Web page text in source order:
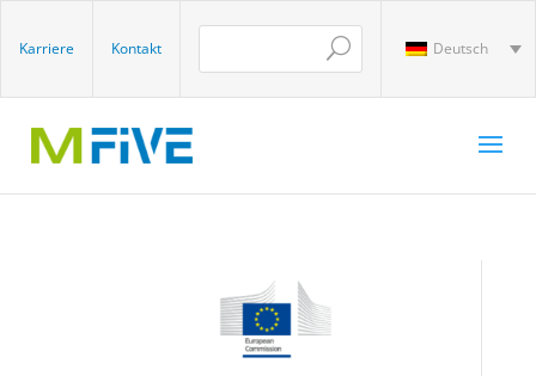
Karriere Kontakt Deutsch